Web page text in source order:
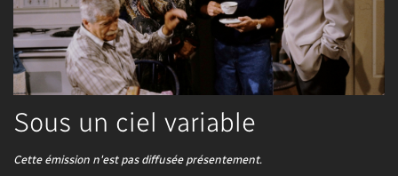
Sous un ciel variable
Cette émission n'est pas diffusée présentement.